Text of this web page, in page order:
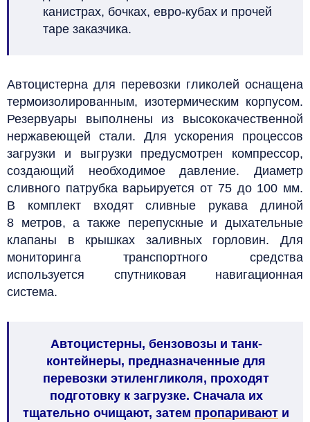
канистрах, бочках, евро-кубах и прочей
таре заказчика.
Автоцистерна для перевозки гликолей оснащена
термоизолированным, изотермическим корпусом.
Резервуары выполнены из высококачественной
нержавеющей стали. Для ускорения процессов
загрузки и выгрузки предусмотрен компрессор,
создающий необходимое давление. Диаметр
сливного патрубка варьируется от 75 до 100 мм.
В комплект входят сливные рукава длиной
8 метров, а также перепускные и дыхательные
клапаны в крышках заливных горловин. Для
мониторинга транспортного средства
используется спутниковая навигационная
система.
Автоцистерны, бензовозы и танк-
контейнеры, предназначенные для
перевозки этиленгликоля, проходят
подготовку к загрузке. Сначала их
тщательно очищают, затем пропаривают и